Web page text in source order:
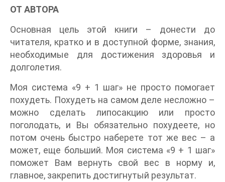
ОТ АВТОРА
Основная цель этой книги – донести до
читателя, кратко и в доступной форме, знания,
необходимые для достижения здоровья и
долголетия.
Моя система «9 + 1 шаг» не просто помогает
похудеть. Похудеть на самом деле несложно –
можно сделать липосакцию или просто
поголодать, и Вы обязательно похудеете, но
потом очень быстро наберете тот же вес – а
может, еще больший. Моя система «9 + 1 шаг»
поможет Вам вернуть свой вес в норму и,
главное, закрепить достигнутый результат.